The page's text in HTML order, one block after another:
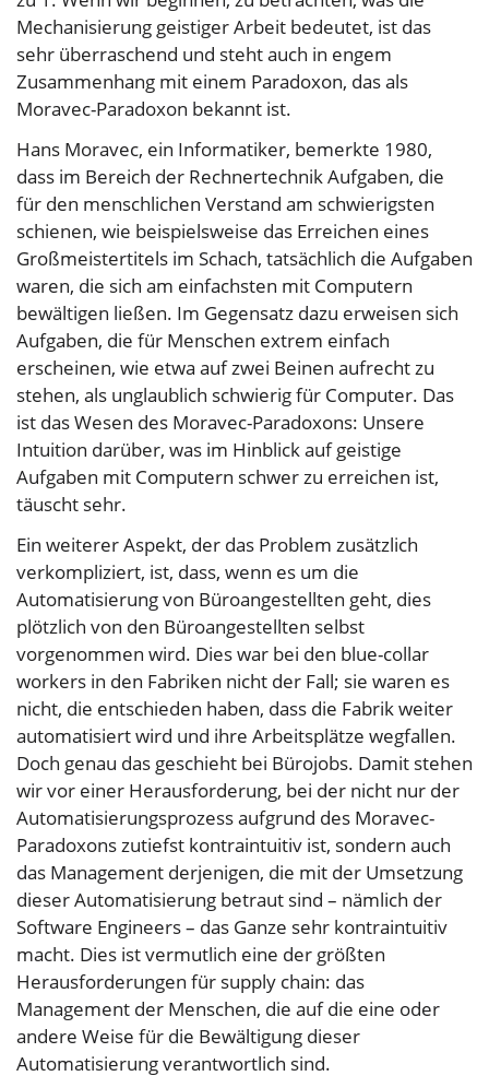
Mechanisierung geistiger Arbeit bedeutet, ist das
sehr überraschend und steht auch in engem
Zusammenhang mit einem Paradoxon, das als
Moravec-Paradoxon bekannt ist.
Hans Moravec, ein Informatiker, bemerkte 1980,
dass im Bereich der Rechnertechnik Aufgaben, die
für den menschlichen Verstand am schwierigsten
schienen, wie beispielsweise das Erreichen eines
Großmeistertitels im Schach, tatsächlich die Aufgaben
waren, die sich am einfachsten mit Computern
bewältigen ließen. Im Gegensatz dazu erweisen sich
Aufgaben, die für Menschen extrem einfach
erscheinen, wie etwa auf zwei Beinen aufrecht zu
stehen, als unglaublich schwierig für Computer. Das
ist das Wesen des Moravec-Paradoxons: Unsere
Intuition darüber, was im Hinblick auf geistige
Aufgaben mit Computern schwer zu erreichen ist,
täuscht sehr.
Ein weiterer Aspekt, der das Problem zusätzlich
verkompliziert, ist, dass, wenn es um die
Automatisierung von Büroangestellten geht, dies
plötzlich von den Büroangestellten selbst
vorgenommen wird. Dies war bei den blue-collar
workers in den Fabriken nicht der Fall; sie waren es
nicht, die entschieden haben, dass die Fabrik weiter
automatisiert wird und ihre Arbeitsplätze wegfallen.
Doch genau das geschieht bei Bürojobs. Damit stehen
wir vor einer Herausforderung, bei der nicht nur der
Automatisierungsprozess aufgrund des Moravec-
Paradoxons zutiefst kontraintuitiv ist, sondern auch
das Management derjenigen, die mit der Umsetzung
dieser Automatisierung betraut sind – nämlich der
Software Engineers – das Ganze sehr kontraintuitiv
macht. Dies ist vermutlich eine der größten
Herausforderungen für supply chain: das
Management der Menschen, die auf die eine oder
andere Weise für die Bewältigung dieser
Automatisierung verantwortlich sind.